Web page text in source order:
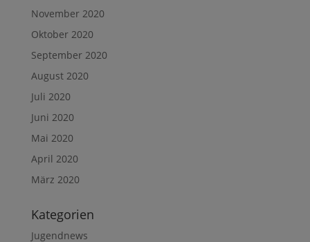
November 2020
Oktober 2020
September 2020
August 2020
Juli 2020
Juni 2020
Mai 2020
April 2020
März 2020
Kategorien
Jugendnews